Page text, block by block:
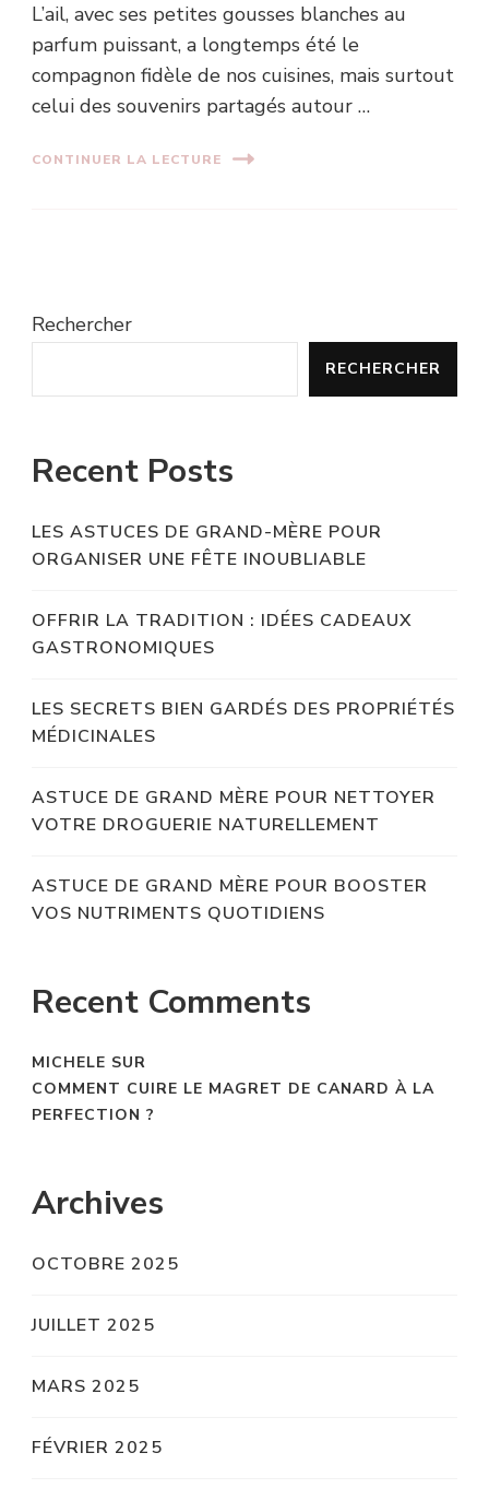
L’ail, avec ses petites gousses blanches au
parfum puissant, a longtemps été le
compagnon fidèle de nos cuisines, mais surtout
celui des souvenirs partagés autour …
CONTINUER LA LECTURE
Rechercher
RECHERCHER
Recent Posts
LES ASTUCES DE GRAND-MÈRE POUR
ORGANISER UNE FÊTE INOUBLIABLE
OFFRIR LA TRADITION : IDÉES CADEAUX
GASTRONOMIQUES
LES SECRETS BIEN GARDÉS DES PROPRIÉTÉS
MÉDICINALES
ASTUCE DE GRAND MÈRE POUR NETTOYER
VOTRE DROGUERIE NATURELLEMENT
ASTUCE DE GRAND MÈRE POUR BOOSTER
VOS NUTRIMENTS QUOTIDIENS
Recent Comments
MICHELE SUR
COMMENT CUIRE LE MAGRET DE CANARD À LA
PERFECTION ?
Archives
OCTOBRE 2025
JUILLET 2025
MARS 2025
FÉVRIER 2025